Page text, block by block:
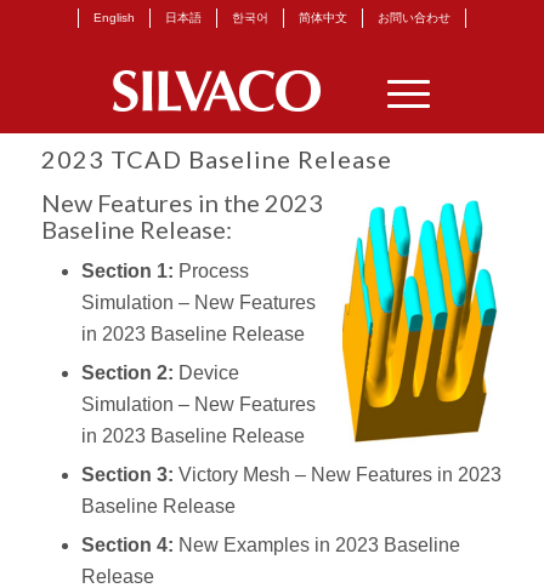
English 日本語 한국어 简体中文 お問い合わせ
2023 TCAD Baseline Release
New Features in the 2023
Baseline Release:
Section 1: Process
Simulation – New Features
in 2023 Baseline Release
Section 2: Device
Simulation – New Features
in 2023 Baseline Release
Section 3: Victory Mesh – New Features in 2023
Baseline Release
Section 4: New Examples in 2023 Baseline
Release